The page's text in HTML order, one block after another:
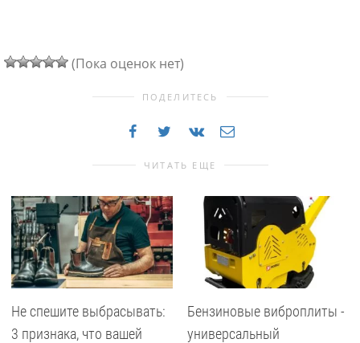
(Пока оценок нет)
ПОДЕЛИТЕСЬ
ЧИТАТЬ ЕЩЕ
Не спешите выбрасывать:
3 признака, что вашей
Бензиновые виброплиты -
универсальный